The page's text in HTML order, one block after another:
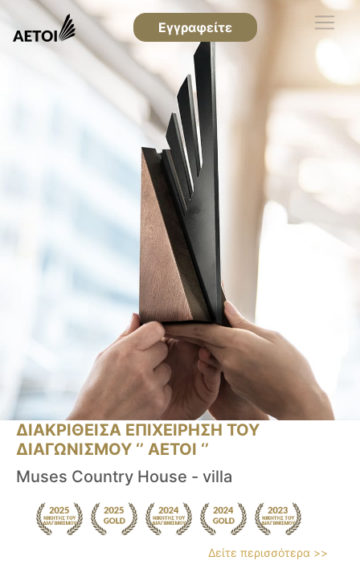
Εγγραφείτε
ΔΙΑΚΡΙΘΕΙΣΑ ΕΠΙΧΕΙΡΗΣΗ ΤΟΥ
ΔΙΑΓΩΝΙΣΜΟΥ ‘’ ΑΕΤΟΙ ‘’
Muses Country House - villa
Δείτε περισσότερα >>